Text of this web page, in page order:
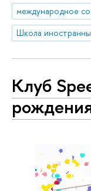
международное
Школа
Клуб